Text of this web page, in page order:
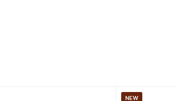
NEW